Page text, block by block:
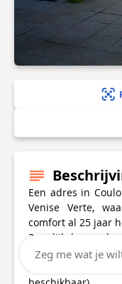
Een adres in
Venise Verte,
comfort al 25 jaar
3 gelijkvloerse
moerassen,
Francette.
Zeg me wat je